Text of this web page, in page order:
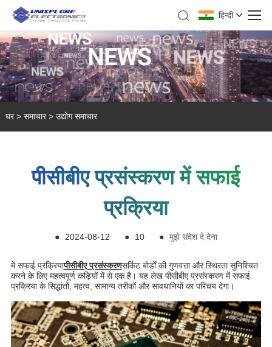
हिन्दी
घर > समाचार> उद्योग समाचार
पीसीबीए प्रसंस्करण में सफाई
प्रक्रिया
● 2024-08-12 ● 10 ● मुझे संदेश दे देना
में सफाई प्रक्रियापीसीबीए प्रसंस्करणसर्किट बोर्डों की गुणवत्ता और स्थिरता सुनिश्चित
करने के लिए महत्वपूर्ण कड़ियों में से एक है। यह लेख पीसीबीए प्रसंस्करण में सफाई
प्रक्रिया के सिद्धांतों, महत्व, सामान्य तरीकों और सावधानियों का परिचय देगा।